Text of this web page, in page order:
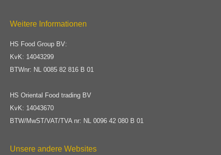
Weitere Informationen
HS Food Group BV:
KvK: 14043299
BTWnr: NL 0085 82 816 B 01
HS Oriental Food trading BV
KvK: 14043670
BTW/MwST/VAT/TVA nr: NL 0096 42 080 B 01
Unsere andere Websites